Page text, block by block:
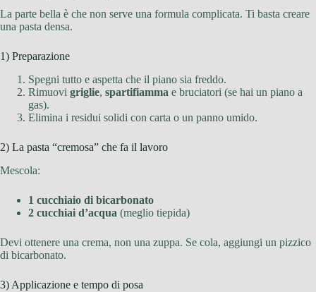
La parte bella è che non serve una formula complicata. Ti basta creare
una pasta densa.
1) Preparazione
Spegni tutto e aspetta che il piano sia freddo.
Rimuovi griglie, spartifiamma e bruciatori (se hai un piano a
gas).
Elimina i residui solidi con carta o un panno umido.
2) La pasta “cremosa” che fa il lavoro
Mescola:
1 cucchiaio di bicarbonato
2 cucchiai d’acqua (meglio tiepida)
Devi ottenere una crema, non una zuppa. Se cola, aggiungi un pizzico
di bicarbonato.
3) Applicazione e tempo di posa